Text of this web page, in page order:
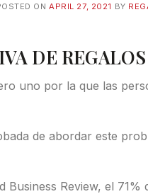
ONAPRIL 27, 2021 BY
DE
uno por la que las
de abordar este
Business Review, el